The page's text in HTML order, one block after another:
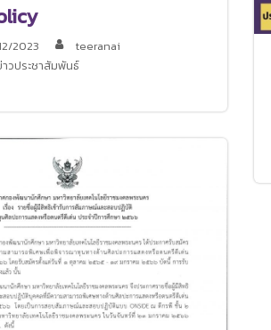
2023
teeranai
วประชาสัมพันธ์